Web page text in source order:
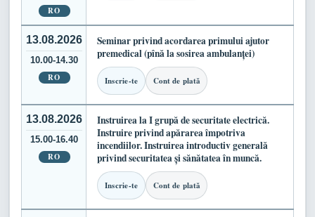
RO
13.08.2026
10.00-14.30
RO
Seminar privind acordarea primului ajutor
premedical (pînă la sosirea ambulanței)
Inscrie-te Cont de plată
13.08.2026
15.00-16.40
RO
Instruirea la I grupă de securitate electrică.
Instruire privind apărarea împotriva
incendiilor. Instruirea introductiv generală
privind securitatea și sănătatea în muncă.
Inscrie-te Cont de plată